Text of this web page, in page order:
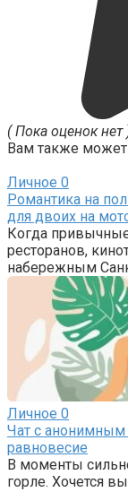
( Пока оценок нет
Вам также
Личное 0
Романтика на
для двоих на
Когда
ресторанов,
набережным
Личное 0
Чат с
равновесие
В моменты
горле. Хочется